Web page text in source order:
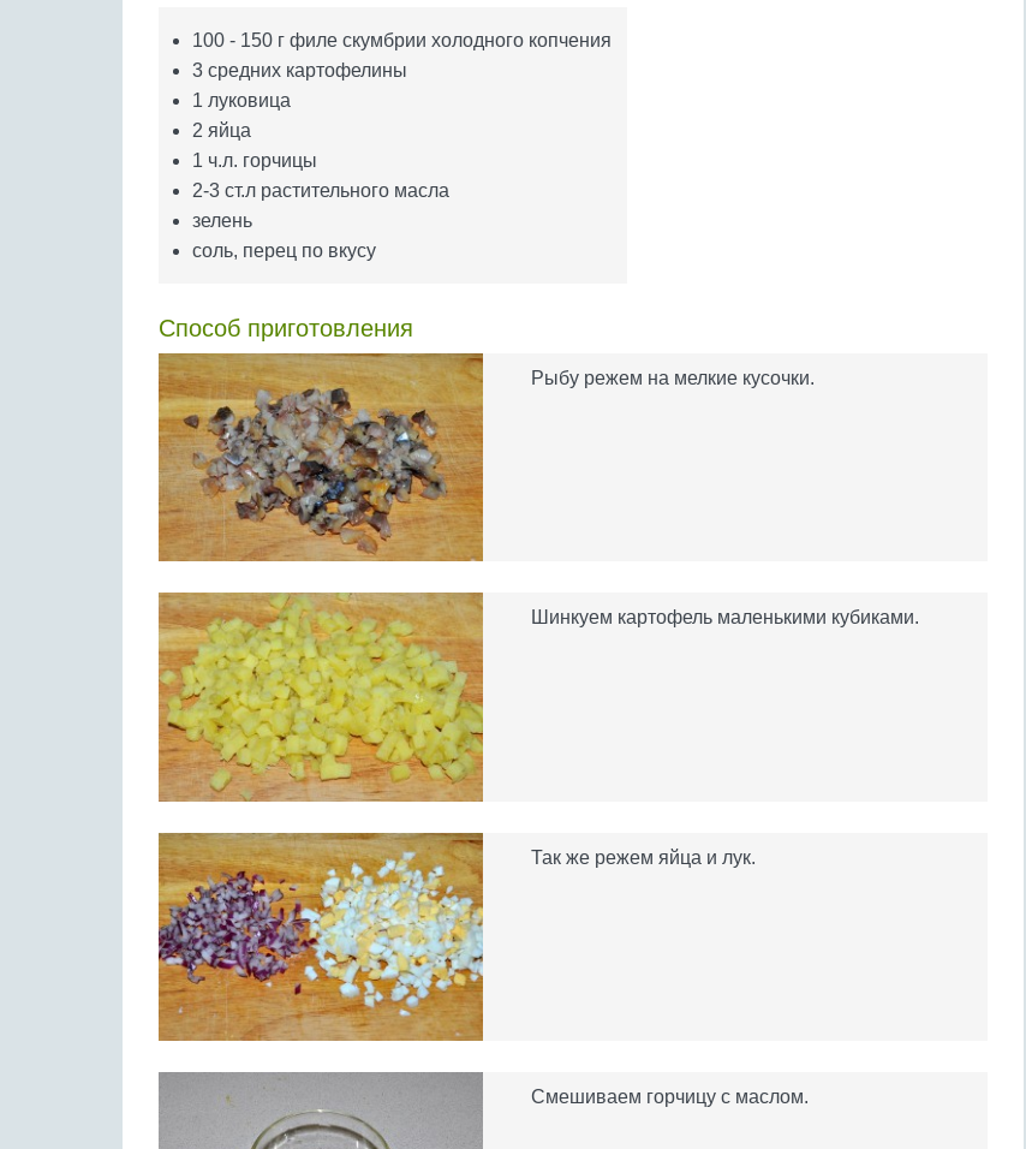
100 - 150 г филе скумбрии холодного копчения
3 средних картофелины
1 луковица
2 яйца
1 ч.л. горчицы
2-3 ст.л растительного масла
зелень
соль, перец по вкусу
Способ приготовления
Рыбу режем на мелкие кусочки.
Шинкуем картофель маленькими кубиками.
Так же режем яйца и лук.
Смешиваем горчицу с маслом.